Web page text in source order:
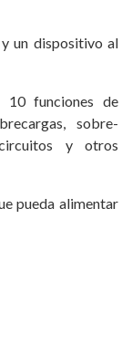
un dispositivo al
10 funciones de
sobre-
y otros
pueda alimentar